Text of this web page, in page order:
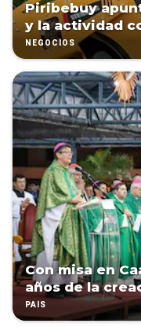
Piribebuy
y la actividad
NEGOCIOS
Con misa en
años de la
PAÍS